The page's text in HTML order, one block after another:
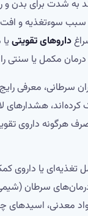
به شدت برای بدن و
سوء‌تغذیه و افت
داروهای تقویتی
مکمل یا سنتی
سرطانی، معرفی
هرگونه داروی
تغذیه‌ای یا داروی
سرطان
معدنی، اسیدهای